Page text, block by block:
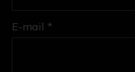
E-mail *